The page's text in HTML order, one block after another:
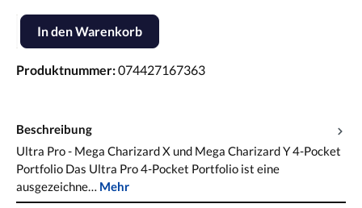
Produkt Anzahl: Gib den gewünschten Wert ein oder benutze die
In den Warenkorb
Produktnummer:074427167363
Beschreibung
Ultra Pro - Mega Charizard X und Mega Charizard Y 4-Pocket
Portfolio Das Ultra Pro 4-Pocket Portfolio ist eine
ausgezeichne… Mehr